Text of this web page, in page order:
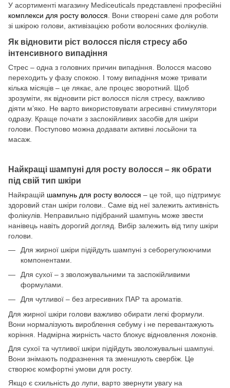
У асортименті магазину Mediceuticals представлені професійні
комплекси для росту волосся . Вони створені саме для роботи
зі шкірою голови, активізацією роботи волосяних фолікулів.
Як відновити ріст волосся після стресу або
інтенсивного випадіння
Стрес – одна з головних причин випадіння. Волосся масово
переходить у фазу спокою. І тому випадіння може тривати
кілька місяців – це лякає, але процес зворотний. Щоб
зрозуміти, як відновити ріст волосся після стресу, важливо
діяти м’яко. Не варто використовувати агресивні стимулятори
одразу. Краще почати з заспокійливих засобів для шкіри
голови. Поступово можна додавати активні лосьйони та
масаж.
Найкращі шампуні для росту волосся – як обрати
під свій тип шкіри
Найкращій шампунь для росту волосся – це той, що підтримує
здоровий стан шкіри голови.. Саме від неї залежить активність
фолікулів. Неправильно підібраний шампунь може звести
нанівець навіть дорогий догляд. Вибір залежить від типу шкіри
голови.
Для жирної шкіри підійдуть шампуні з себорегулюючими
компонентами.
Для сухої – з зволожувальними та заспокійливими
формулами.
Для чутливої – без агресивних ПАР та ароматів.
Для жирної шкіри голови важливо обирати легкі формули.
Вони нормалізують вироблення себуму і не перевантажують
коріння. Надмірна жирність часто блокує відновлення локонів.
Для сухої та чутливої шкіри підійдуть зволожувальні шампуні.
Вони знімають подразнення та зменшують свербіж. Це
створює комфортні умови для росту.
Якщо є схильність до лупи, варто звернути увагу на